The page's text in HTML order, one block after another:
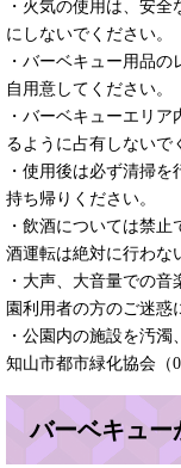
・火気の使用は、安
にしないでください。
・バーベキュー用品
自用意してください。
・バーベキューエリ
るように占有しないで
・使用後は必ず清掃
持ち帰りください。
・飲酒については禁
酒運転は絶対に行わな
・大声、大音量での
園利用者の方のご迷惑
・公園内の施設を汚
知山市都市緑化協会（
バーベキュー